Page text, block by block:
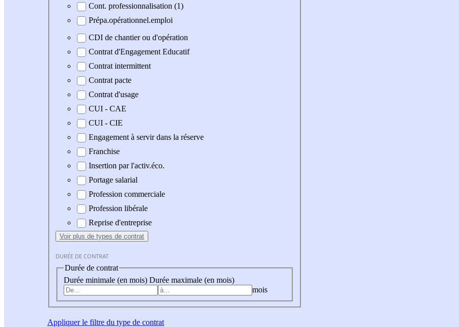
Cont. professionnalisation (1)
Prépa.opérationnel.emploi
CDI de chantier ou d'opération
Contrat d'Engagement Educatif
Contrat intermittent
Contrat pacte
Contrat d'usage
CUI - CAE
CUI - CIE
Engagement à servir dans la réserve
Franchise
Insertion par l'activ.éco.
Portage salarial
Profession commerciale
Profession libérale
Reprise d'entreprise
Voir plus de types de contrat
DURÉE DE CONTRAT
Durée de contrat
Durée minimale (en mois) Durée maximale (en mois)
mois
Appliquerle filtre du type de contrat